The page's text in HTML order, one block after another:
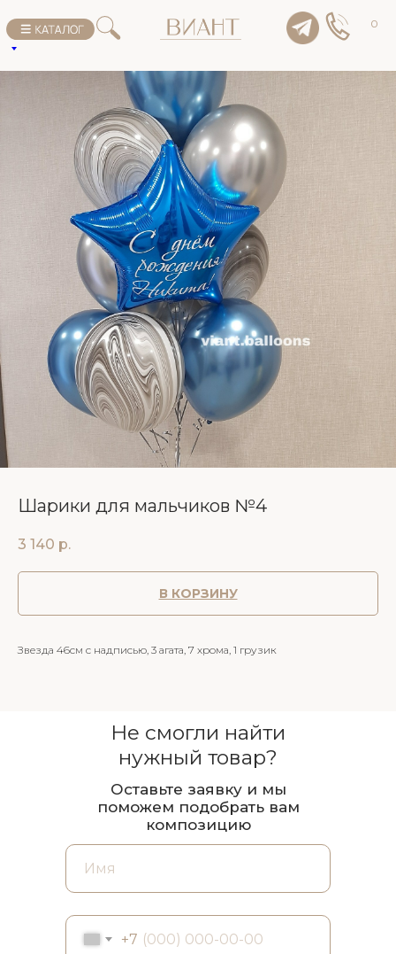
0
Шарики для мальчиков №4
3 140 р.
В КОРЗИНУ
Звезда 46см с надписью, 3 агата, 7 хрома, 1 грузик
+7
Не смогли найти
нужный товар?
Оставьте заявку и мы
поможем подобрать вам
композицию